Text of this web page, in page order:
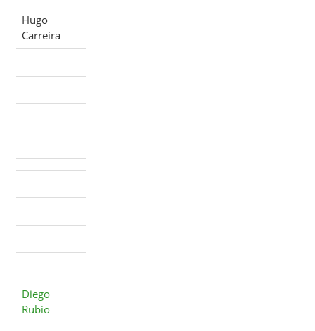
Hugo
Carreira
Diego
Rubio